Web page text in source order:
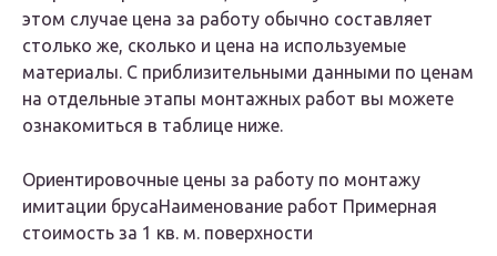
этом случае цена за работу обычно составляет
столько же, сколько и цена на используемые
материалы. С приблизительными данными по ценам
на отдельные этапы монтажных работ вы можете
ознакомиться в таблице ниже.
Ориентировочные цены за работу по монтажу
имитации брусаНаименование работ Примерная
стоимость за 1 кв. м. поверхности